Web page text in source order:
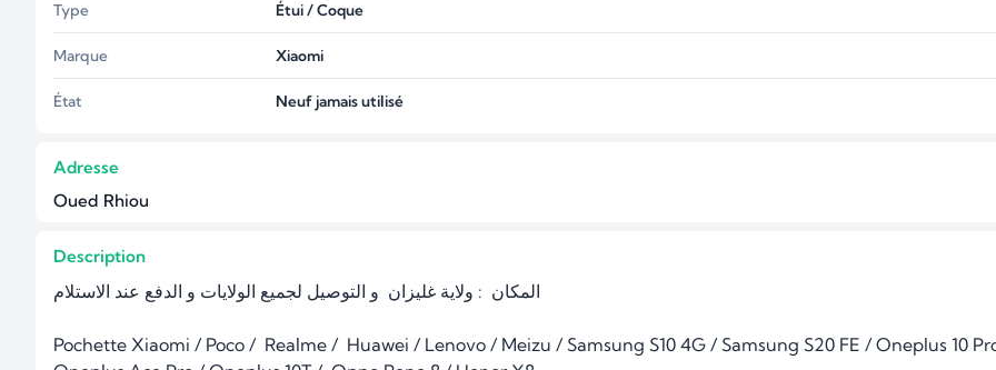
Type Étui / Coque
Marque Xiaomi
État Neuf jamais utilisé
Adresse
Oued Rhiou
Description
المكان  : ولاية غليزان  و التوصيل لجميع الولايات و الدفع عند الاستلام
Pochette Xiaomi / Poco /  Realme /  Huawei / Lenovo / Meizu / Samsung S10 4G / Samsung S20 FE / Oneplus 10